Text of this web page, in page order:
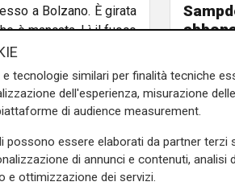
a Bolzano. È girata
è mancata. Lì il fuoco
piccolo problema ma
applaude Coda per
uno stimolo, non un
tecnologie similari per finalità tecniche
dell'esperienza, misurazione
di audience measurement.
possono essere elaborati da partner terzi
di annunci e contenuti, analisi
e ottimizzazione dei servizi.